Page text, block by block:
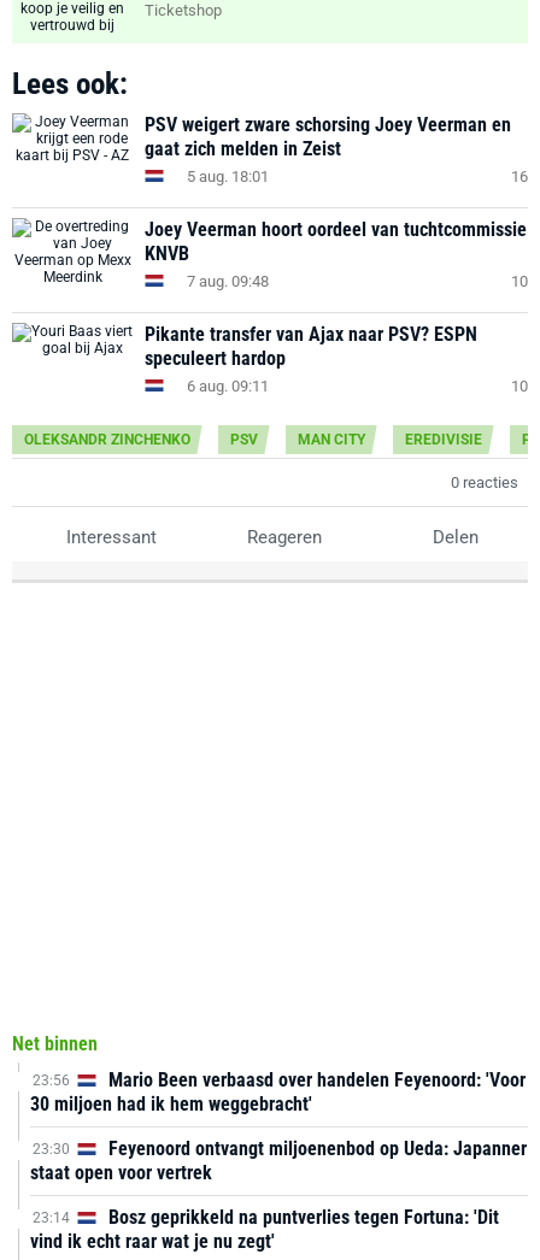
Ticketshop
Lees ook:
PSV weigert zware schorsing Joey Veerman en
gaat zich melden in Zeist
5 aug. 18:01 16
Joey Veerman hoort oordeel van tuchtcommissie
KNVB
7 aug. 09:48 10
Pikante transfer van Ajax naar PSV? ESPN
speculeert hardop
6 aug. 09:11 10
OLEKSANDR ZINCHENKO PSV MAN CITY EREDIVISIE
0 reacties
Interessant Reageren Delen
Net binnen
23:56
Mario Been verbaasd over handelen Feyenoord: 'Voor
30 miljoen had ik hem weggebracht'
23:30
Feyenoord ontvangt miljoenenbod op Ueda: Japanner
staat open voor vertrek
23:14
Bosz geprikkeld na puntverlies tegen Fortuna: 'Dit
vind ik echt raar wat je nu zegt'